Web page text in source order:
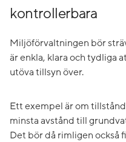
kontrollerbara
Miljöförvaltningen bör
är enkla, klara och tydliga
utöva tillsyn över.
Ett exempel är om
minsta avstånd till
Det bör då rimligen också